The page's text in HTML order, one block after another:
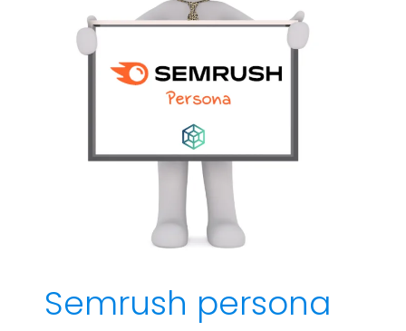
Semrush persona